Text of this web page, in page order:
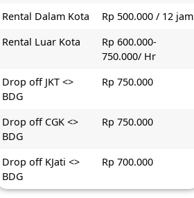
Rental Dalam Kota
Rp 500.000 / 12 jam
Rental Luar Kota
Rp 600.000-
750.000/ Hr
Drop off JKT <>
BDG
Rp 750.000
Drop off CGK <>
BDG
Rp 750.000
Drop off KJati <>
BDG
Rp 700.000